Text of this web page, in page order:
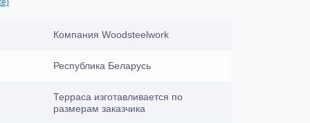
Компания Woodsteelwork
Республика Беларусь
Терраса изготавливается по
размерам заказчика